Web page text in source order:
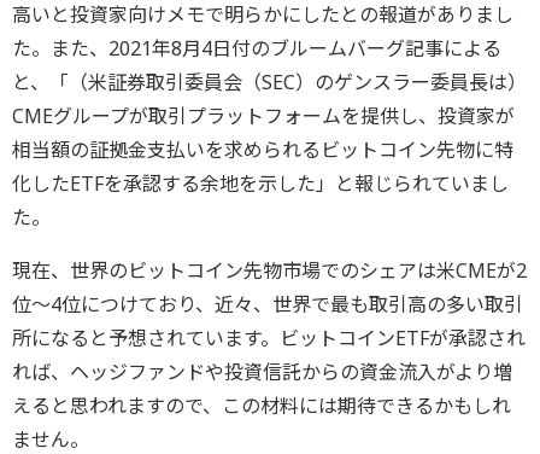
高いと投資家向けメモで明らかにしたとの報道がありまし
た。また、2021年8月4日付のブルームバーグ記事による
と、「（米証券取引委員会（SEC）のゲンスラー委員長は）
CMEグループが取引プラットフォームを提供し、投資家が
相当額の証拠金支払いを求められるビットコイン先物に特
化したETFを承認する余地を示した」と報じられていまし
た。
現在、世界のビットコイン先物市場でのシェアは米CMEが2
位〜4位につけており、近々、世界で最も取引高の多い取引
所になると予想されています。ビットコインETFが承認され
れば、ヘッジファンドや投資信託からの資金流入がより増
えると思われますので、この材料には期待できるかもしれ
ません。